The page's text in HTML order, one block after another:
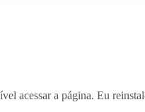
acessar a página. Eu